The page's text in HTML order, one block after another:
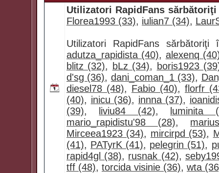
Utilizatori RapidFans
Florea1993 (33), iulian7 (34),
Utilizatori RapidFans
adutza_rapidista (40), alexenq
blitz (32), bLz (34),
boris1923
d'sg (36), dani_coman_1 (33),
diesel78 (48), Fabio (40), florfr
(40), inicu (36), innna (37),
(39), liviu84 (42),
luminita
mario_rapidistu'98 (28),
Mirceea1923 (34), mircirpd (53),
(41), PATyrK (41), pelegrin (51),
rapid4gl (38), rusnak (42),
tff (48), torcida visinie (36), wta